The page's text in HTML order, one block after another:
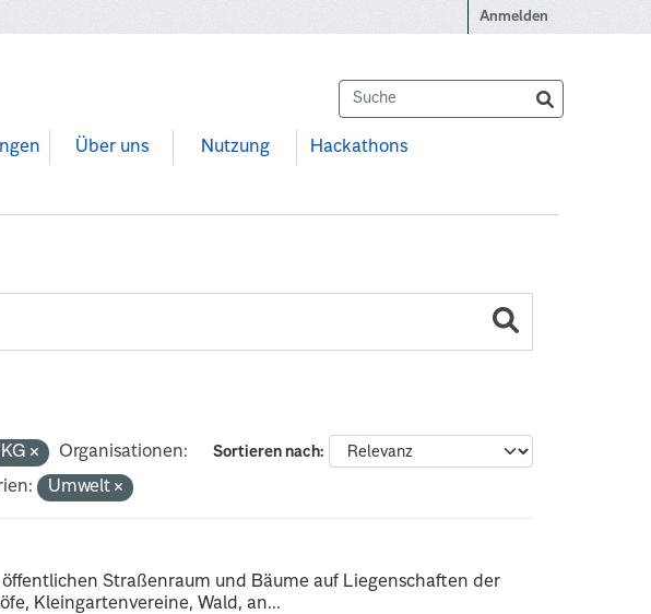
Anmelden
Über uns Nutzung Hackathons
Sortieren nach
Organisationen:
Umwelt
Straßenraum und Bäume auf Liegenschaften der
Kleingartenvereine, Wald, an...